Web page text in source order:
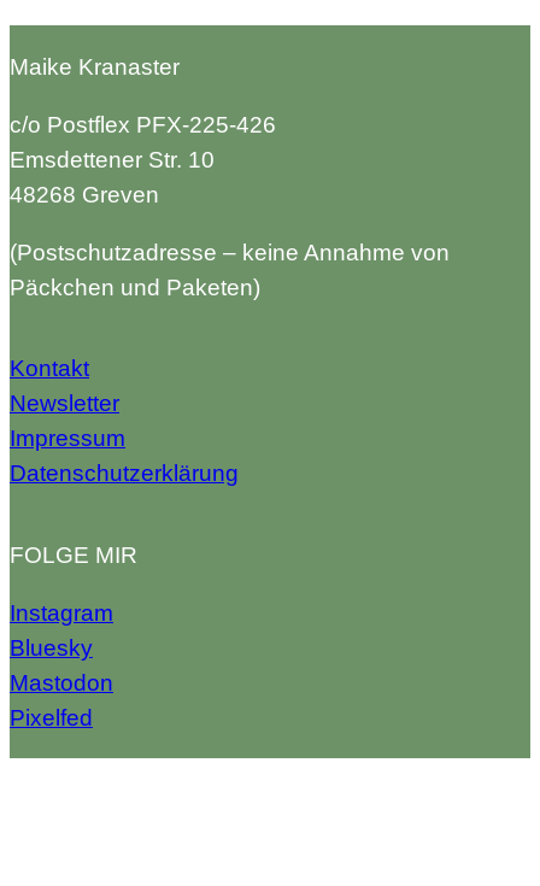
Maike Kranaster
c/o Postflex PFX-225-426
Emsdettener Str. 10
48268 Greven
(Postschutzadresse – keine Annahme von
Päckchen und Paketen)
Kontakt
Newsletter
Impressum
Datenschutzerklärung
FOLGE MIR
Instagram
Bluesky
Mastodon
Pixelfed